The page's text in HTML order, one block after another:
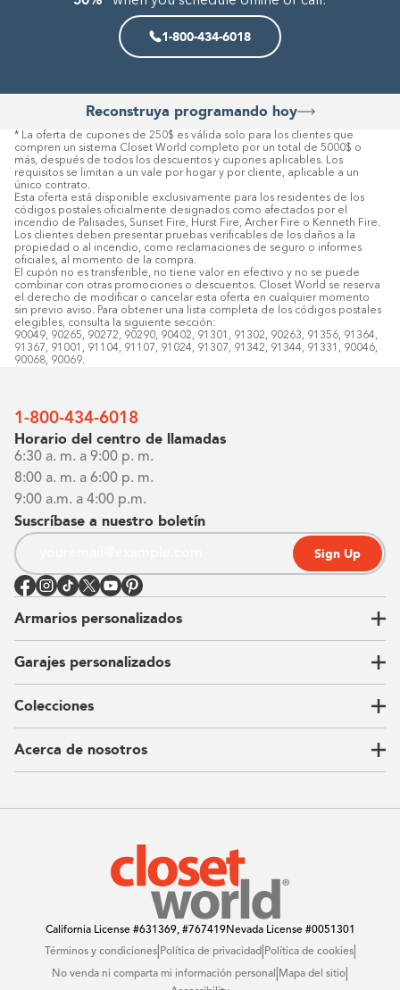
1-800-434-6018
Reconstruya programando hoy
* La oferta de cupones de 250$ es válida solo para los clientes que
compren un sistema Closet World completo por un total de 5000$ o
más, después de todos los descuentos y cupones aplicables. Los
requisitos se limitan a un vale por hogar y por cliente, aplicable a un
único contrato.
Esta oferta está disponible exclusivamente para los residentes de los
códigos postales oficialmente designados como afectados por el
incendio de Palisades, Sunset Fire, Hurst Fire, Archer Fire o Kenneth Fire.
Los clientes deben presentar pruebas verificables de los daños a la
propiedad o al incendio, como reclamaciones de seguro o informes
oficiales, al momento de la compra.
El cupón no es transferible, no tiene valor en efectivo y no se puede
combinar con otras promociones o descuentos. Closet World se reserva
el derecho de modificar o cancelar esta oferta en cualquier momento
sin previo aviso. Para obtener una lista completa de los códigos postales
elegibles, consulta la siguiente sección:
90049, 90265, 90272, 90290, 90402, 91301, 91302, 90263, 91356, 91364,
91367, 91001, 91104, 91107, 91024, 91307, 91342, 91344, 91331, 90046,
90068, 90069.
1-800-434-6018
Horario del centro de llamadas
6:30 a. m. a 9:00 p. m.
8:00 a. m. a 6:00 p. m.
9:00 a.m. a 4:00 p.m.
Suscríbase a nuestro boletín
Sign Up
Armarios personalizados
Vestidores
Armarios de pared
Guardarropas
Armarios para niños
Garajes personalizados
Nuestra historia
Our Process
Carta del CEO
Sostenibilidad
Colecciones
Ubicaciones
Contacto
Acerca de nosotros
California License#631369, #767419Nevada License#0051301
Términos y condiciones| Política de privacidad| Política de cookies|
No venda ni comparta mi información personal Mapa del sitio